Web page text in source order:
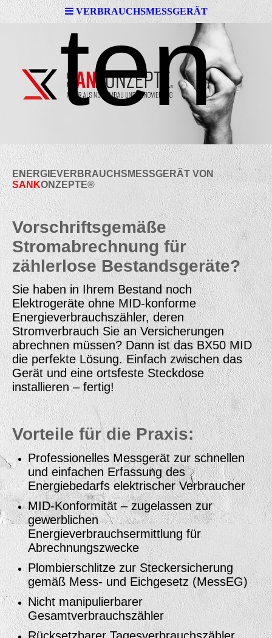
VERBRAUCHSMESSGERÄT
ten
ENERGIEVERBRAUCHSMESSGERÄT VON
SANKONZEPTE®
Vorschriftsgemäße
Stromabrechnung für
zählerlose Bestandsgeräte?
Sie haben in Ihrem Bestand noch
Elektrogeräte ohne MID-konforme
Energieverbrauchszähler, deren
Stromverbrauch Sie an Versicherungen
abrechnen müssen? Dann ist das BX50 MID
die perfekte Lösung. Einfach zwischen das
Gerät und eine ortsfeste Steckdose
installieren – fertig!
Vorteile für die Praxis:
Professionelles Messgerät zur schnellen
und einfachen Erfassung des
Energiebedarfs elektrischer Verbraucher
MID-Konformität – zugelassen zur
gewerblichen
Energieverbrauchsermittlung für
Abrechnungszwecke
Plombierschlitze zur Steckersicherung
gemäß Mess- und Eichgesetz (MessEG)
Nicht manipulierbarer
Gesamtverbrauchszähler
Rücksetzbarer Tagesverbrauchszähler